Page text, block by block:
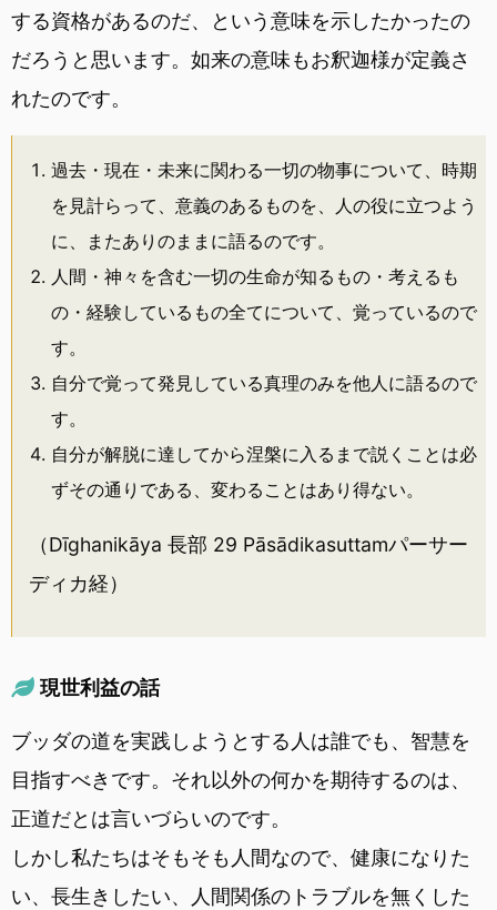
する資格があるのだ、という意味を示したかったの
だろうと思います。如来の意味もお釈迦様が定義さ
れたのです。
過去・現在・未来に関わる一切の物事について、時期
を見計らって、意義のあるものを、人の役に立つよう
に、またありのままに語るのです。
人間・神々を含む一切の生命が知るもの・考えるも
の・経験しているもの全てについて、覚っているので
す。
自分で覚って発見している真理のみを他人に語るので
す。
自分が解脱に達してから涅槃に入るまで説くことは必
ずその通りである、変わることはあり得ない。
（Dīghanikāya 長部 29 Pāsādikasuttamパーサー
ディカ経）
現世利益の話
ブッダの道を実践しようとする人は誰でも、智慧を
目指すべきです。それ以外の何かを期待するのは、
正道だとは言いづらいのです。
しかし私たちはそもそも人間なので、健康になりた
い、長生きしたい、人間関係のトラブルを無くした